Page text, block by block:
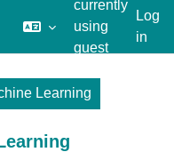
currently
using
guest
Log
in
Learning